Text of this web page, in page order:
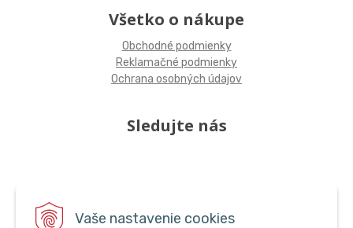
Vaše nastavenie cookies
Všetko o nákupe
Obchodné podmienky
Reklamačné podmienky
Ochrana osobných údajov
Sledujte nás